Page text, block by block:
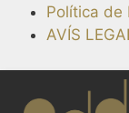
Política de
AVÍS